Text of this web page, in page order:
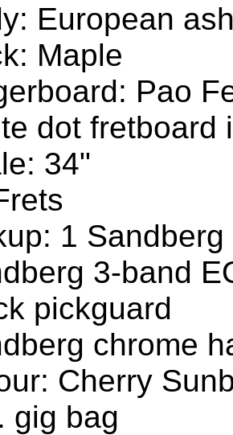
European
Maple
Pao
dot fretboard
34"
1 Sandberg
3-band
pickguard
chrome
Cherry
bag